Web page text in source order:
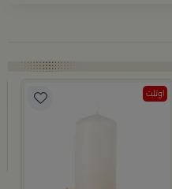
اوتلت